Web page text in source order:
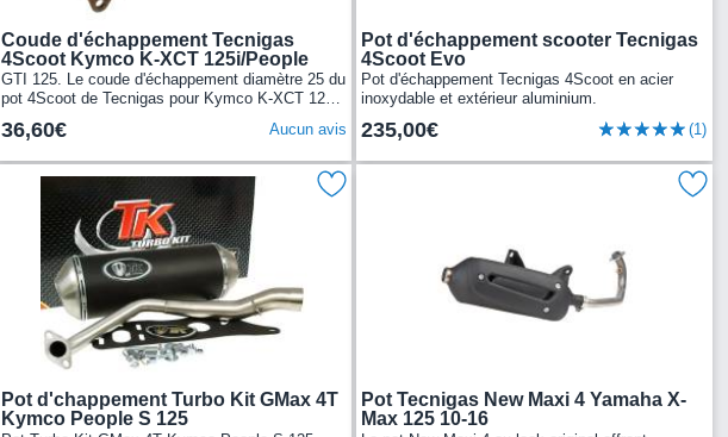
Coude d'échappement Tecnigas
4Scoot Kymco K-XCT 125i/People
GTI 125. Le coude d'échappement diamètre 25 du
pot 4Scoot de Tecnigas pour Kymco K-XCT 125i
36,60€ Aucun avis
Pot d'échappement scooter Tecnigas
4Scoot Evo
Pot d'échappement Tecnigas 4Scoot en acier
inoxydable et extérieur aluminium.
235,00€ (1)
Pot d'chappement Turbo Kit GMax 4T
Kymco People S 125
Pot Tecnigas New Maxi 4 Yamaha X-
Max 125 10-16